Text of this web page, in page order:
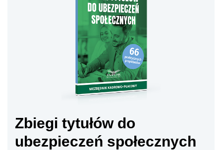
Zbiegi tytułów do
ubezpieczeń społecznych